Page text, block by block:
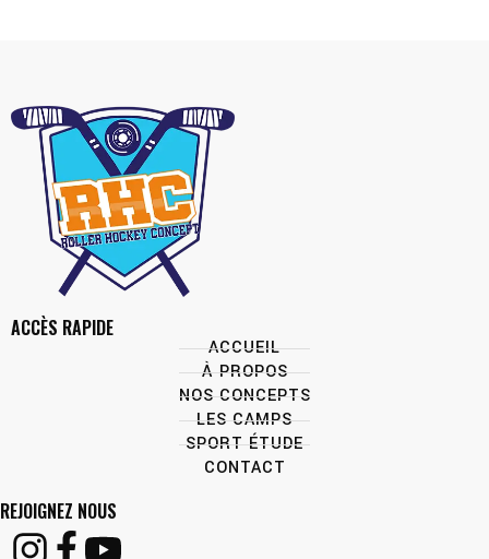
ACCÈS RAPIDE
ACCUEIL
À PROPOS
NOS CONCEPTS
LES CAMPS
SPORT ÉTUDE
CONTACT
REJOIGNEZ NOUS